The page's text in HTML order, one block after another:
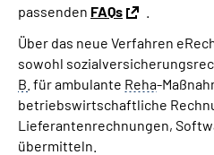
passenden FAQs
Über das neue Verfahren
sowohl
B. für ambulante Reha-
betriebswirtschaftliche
Lieferantenrechnungen,
übermitteln.